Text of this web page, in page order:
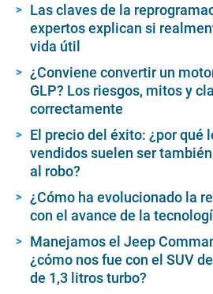
Las claves de la
expertos explican si
vida útil
¿Conviene convertir un
GLP? Los riesgos, mitos y
correctamente
El precio del éxito: ¿por qué
vendidos suelen ser
al robo?
¿Cómo ha evolucionado la
con el avance de la
Manejamos el Jeep
¿cómo nos fue con el SUV
de 1,3 litros turbo?